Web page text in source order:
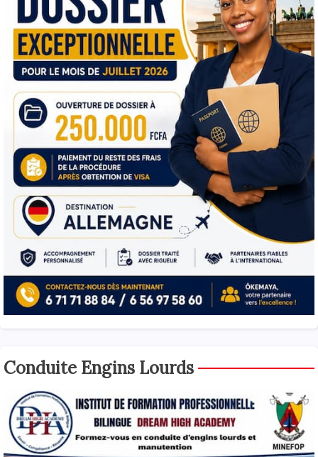
Conduite Engins Lourds